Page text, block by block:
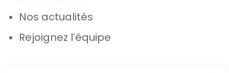
Nos actualités
Rejoignez l’équipe